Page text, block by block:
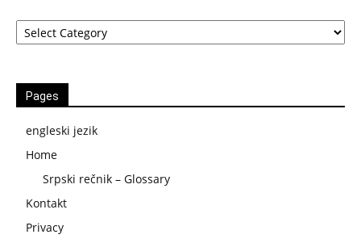
Kategorije
Pages
engleski jezik
Home
Srpski rečnik – Glossary
Kontakt
Privacy